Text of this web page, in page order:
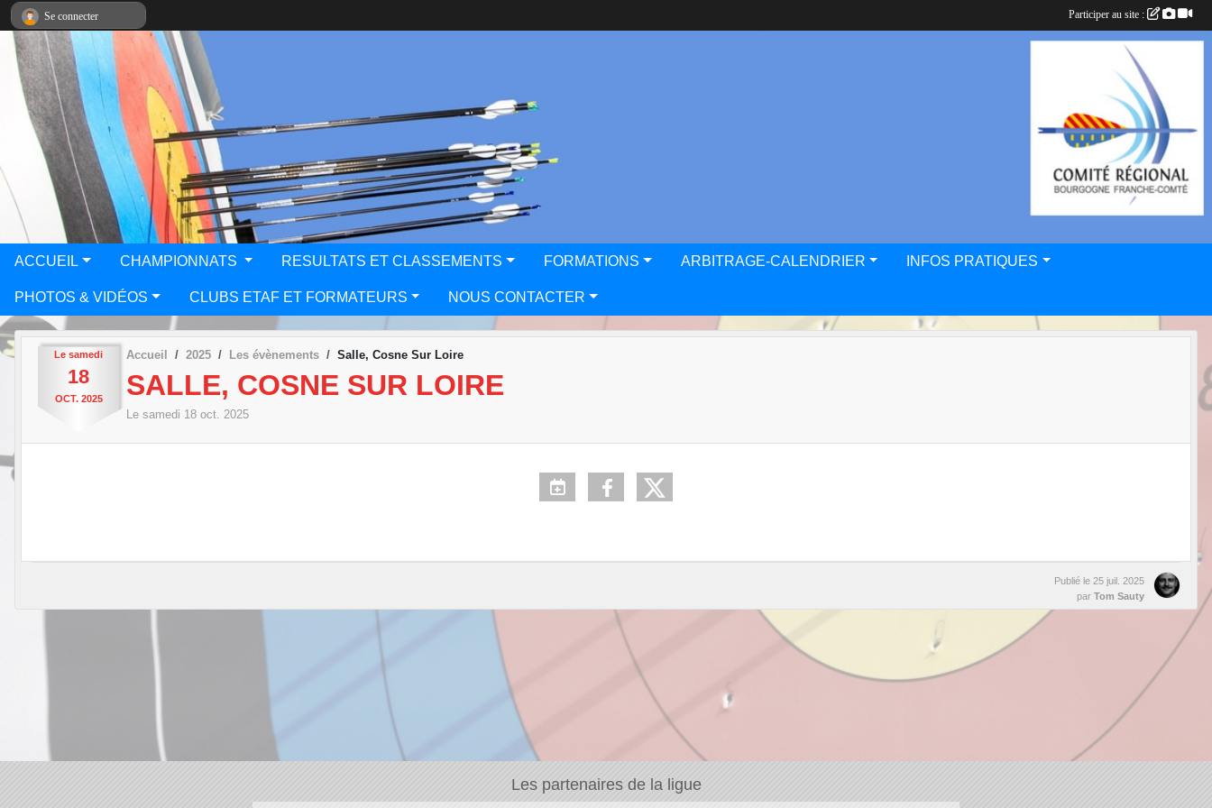
ACCUEIL CHAMPIONNATS RESULTATS ET CLASSEMENTS FORMATIONS ARBITRAGE-CALENDRIER INFOS PRATIQUES
PHOTOS & VIDÉOS CLUBS ETAF ET FORMATEURS NOUS CONTACTER
Le samedi
18
OCT. 2025
Accueil 2025 Les évènements Salle, Cosne Sur Loire
SALLE, COSNE SUR LOIRE
Le samedi 18 oct. 2025
Publié le 25 juil. 2025
par Tom Sauty
Les partenaires de la ligue
Se connecter Participer au site :
Panneau de gestion des cookies